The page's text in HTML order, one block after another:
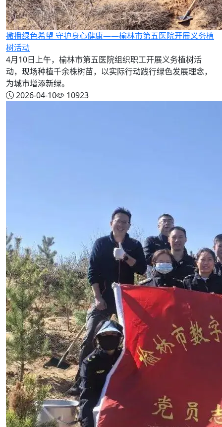
撒播绿色希望 守护身心健康——榆林市第五医院开展义务植
树活动
4月10日上午，榆林市第五医院组织职工开展义务植树活
动，现场种植千余株树苗，以实际行动践行绿色发展理念，
为城市增添新绿。
2026-04-10
10923